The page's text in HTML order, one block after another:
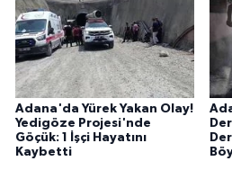
Adana'da Yürek Yakan Olay!
Yedigöze Projesi'nde
Göçük: 1 İşçi Hayatını
Kaybetti